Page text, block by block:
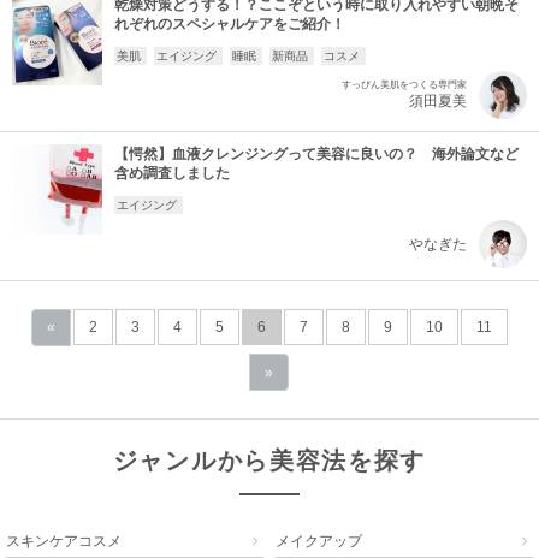
乾燥対策どうする！？ここぞという時に取り入れやすい朝晩そ
れぞれのスペシャルケアをご紹介！
美肌 エイジング 睡眠 新商品 コスメ
すっぴん美肌をつくる専門家
須田夏美
【愕然】血液クレンジングって美容に良いの？ 海外論文など
含め調査しました
エイジング
やなぎた
« 2 3 4 5 6 7 8 9 10 11
»
ジャンルから美容法を探す
スキンケアコスメ  メイクアップ 